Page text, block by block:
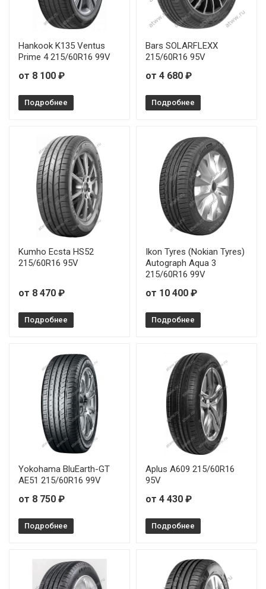
Hankook K135 Ventus
Prime 4 215/60R16 99V
от 8 100 ₽
Подробнее
Bars SOLARFLEXX
215/60R16 95V
от 4 680 ₽
Подробнее
Kumho Ecsta HS52
215/60R16 95V
от 8 470 ₽
Подробнее
Ikon Tyres (Nokian Tyres)
Autograph Aqua 3
215/60R16 99V
от 10 400 ₽
Подробнее
Yokohama BluEarth-GT
AE51 215/60R16 99V
от 8 750 ₽
Подробнее
Aplus A609 215/60R16
95V
от 4 430 ₽
Подробнее